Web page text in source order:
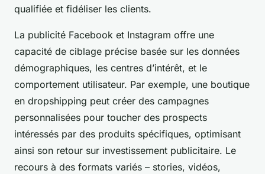
qualifiée et fidéliser les clients.
La publicité Facebook et Instagram offre une
capacité de ciblage précise basée sur les données
démographiques, les centres d’intérêt, et le
comportement utilisateur. Par exemple, une boutique
en dropshipping peut créer des campagnes
personnalisées pour toucher des prospects
intéressés par des produits spécifiques, optimisant
ainsi son retour sur investissement publicitaire. Le
recours à des formats variés – stories, vidéos,